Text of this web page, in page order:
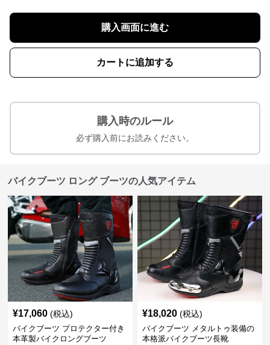
購入画面に進む
カートに追加する
購入時のルール
必ず購入前にお読みください。
バイクブーツ ロング ブーツの人気アイテム
¥17,060 (税込)
バイクブーツ プロテクター付き
本革製バイクロングブーツ
¥18,020 (税込)
バイクブーツ メタルトゥ装備の
本格派バイクブーツ長靴